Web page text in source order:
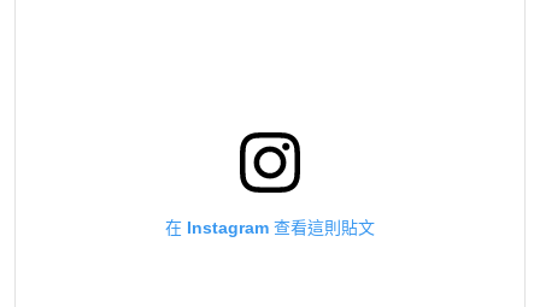
在 Instagram 查看這則貼文